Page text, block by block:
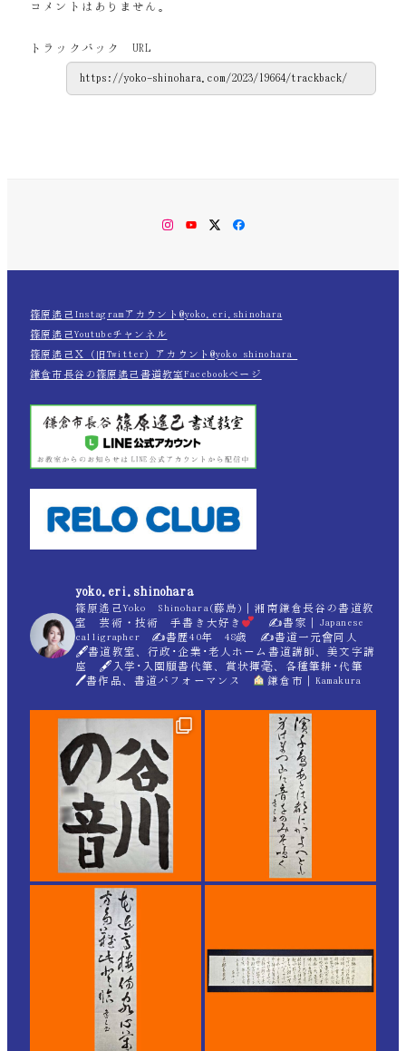
コメントはありません。
トラックバック URL
Instagram
YouTubeTwitterFacebook
篠原遙己Instagramアカウント@yoko.eri.shinohara
篠原遙己Youtubeチャンネル
篠原遙己Ｘ（旧Twitter）アカウント@yoko_shinohara_
鎌倉市長谷の篠原遙己書道教室Facebookページ
yoko.eri.shinohara
篠原遙己Yoko Shinohara(藤島)｜湘南鎌倉長谷の書道教
室 芸術・技術 手書き大好き
✍書家｜Japanese
calligrapher ✍書歴40年 48歳 ✍書道一元會同人
🖋書道教室、行政･企業･老人ホーム書道講師、美文字講
座 🖋入学･入園願書代筆、賞状揮毫、各種筆耕･代筆
🖊書作品、書道パフォーマンス
鎌倉市｜Kamakura